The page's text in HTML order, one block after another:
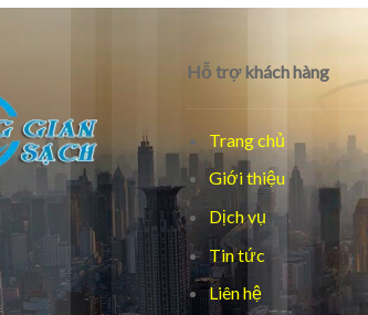
Hỗ trợ khách hàng
Trang chủ
Giới thiệu
Dịch vụ
Tin tức
Liên hệ